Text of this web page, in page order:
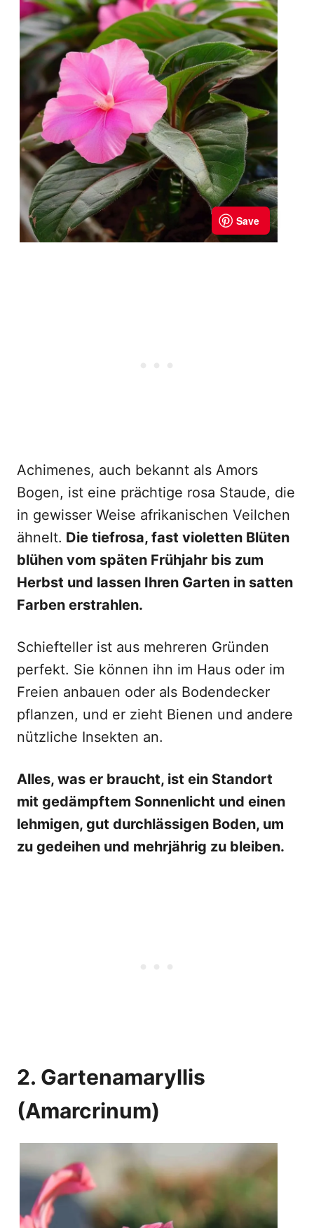
Achimenes, auch bekannt als Amors
Bogen, ist eine prächtige rosa Staude, die
in gewisser Weise afrikanischen Veilchen
ähnelt. Die tiefrosa, fast violetten Blüten
blühen vom späten Frühjahr bis zum
Herbst und lassen Ihren Garten in satten
Farben erstrahlen.
Schiefteller ist aus mehreren Gründen
perfekt. Sie können ihn im Haus oder im
Freien anbauen oder als Bodendecker
pflanzen, und er zieht Bienen und andere
nützliche Insekten an.
Alles, was er braucht, ist ein Standort
mit gedämpftem Sonnenlicht und einen
lehmigen, gut durchlässigen Boden, um
zu gedeihen und mehrjährig zu bleiben.
2. Gartenamaryllis
(Amarcrinum)